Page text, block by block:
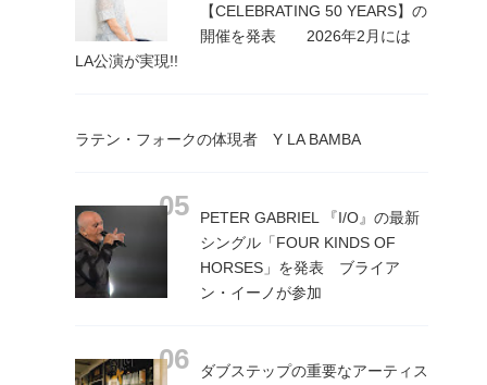
【CELEBRATING 50 YEARS】の
開催を発表 2026年2月には
LA公演が実現!!
ラテン・フォークの体現者 Y LA BAMBA
PETER GABRIEL 『I/O』の最新
シングル「FOUR KINDS OF
HORSES」を発表 ブライア
ン・イーノが参加
ダブステップの重要なアーティス